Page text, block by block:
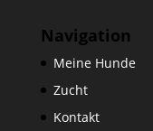
Navigation
Meine Hunde
Zucht
Kontakt